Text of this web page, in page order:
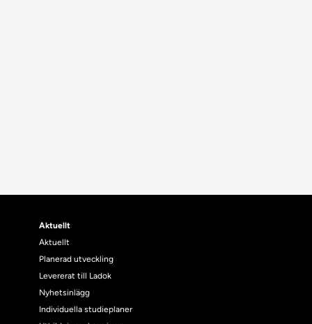
Aktuellt
Aktuellt
Planerad utveckling
Levererat till Ladok
Nyhetsinlägg
Individuella studieplaner